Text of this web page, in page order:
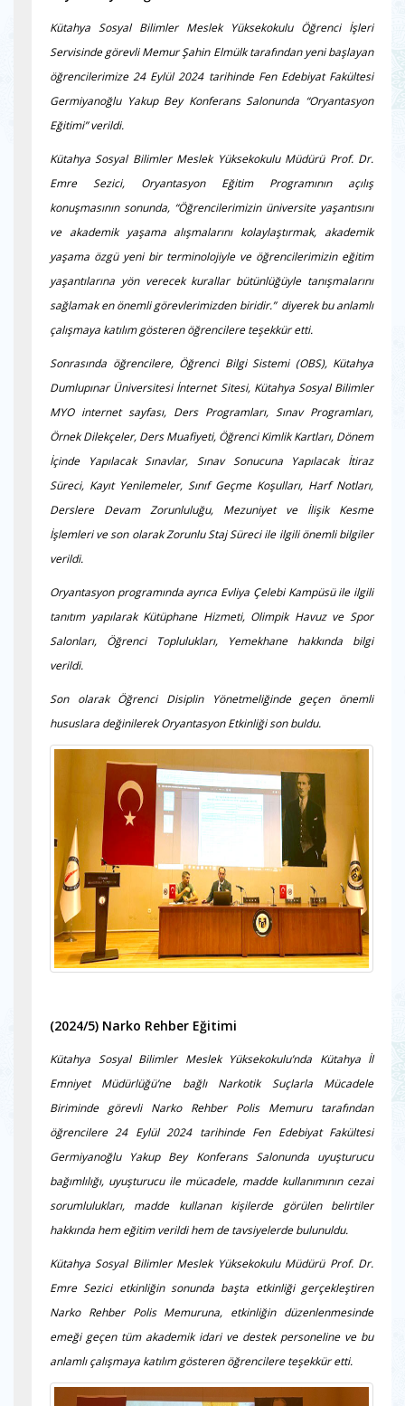
Kütahya Sosyal Bilimler Meslek Yüksekokulu Öğrenci İşleri
Servisinde görevli Memur Şahin Elmülk tarafından yeni başlayan
öğrencilerimize 24 Eylül 2024 tarihinde Fen Edebiyat Fakültesi
Germiyanoğlu Yakup Bey Konferans Salonunda “Oryantasyon
Eğitimi” verildi.
Kütahya Sosyal Bilimler Meslek Yüksekokulu Müdürü Prof. Dr.
Emre Sezici, Oryantasyon Eğitim Programının açılış
konuşmasının sonunda, “Öğrencilerimizin üniversite yaşantısını
ve akademik yaşama alışmalarını kolaylaştırmak, akademik
yaşama özgü yeni bir terminolojiyle ve öğrencilerimizin eğitim
yaşantılarına yön verecek kurallar bütünlüğüyle tanışmalarını
sağlamak en önemli görevlerimizden biridir.” diyerek bu anlamlı
çalışmaya katılım gösteren öğrencilere teşekkür etti.
Sonrasında öğrencilere, Öğrenci Bilgi Sistemi (OBS), Kütahya
Dumlupınar Üniversitesi İnternet Sitesi, Kütahya Sosyal Bilimler
MYO internet sayfası, Ders Programları, Sınav Programları,
Örnek Dilekçeler, Ders Muafiyeti, Öğrenci Kimlik Kartları, Dönem
İçinde Yapılacak Sınavlar, Sınav Sonucuna Yapılacak İtiraz
Süreci, Kayıt Yenilemeler, Sınıf Geçme Koşulları, Harf Notları,
Derslere Devam Zorunluluğu, Mezuniyet ve İlişik Kesme
İşlemleri ve son olarak Zorunlu Staj Süreci ile ilgili önemli bilgiler
verildi.
Oryantasyon programında ayrıca Evliya Çelebi Kampüsü ile ilgili
tanıtım yapılarak Kütüphane Hizmeti, Olimpik Havuz ve Spor
Salonları, Öğrenci Toplulukları, Yemekhane hakkında bilgi
verildi.
Son olarak Öğrenci Disiplin Yönetmeliğinde geçen önemli
hususlara değinilerek Oryantasyon Etkinliği son buldu.
(2024/5) Narko Rehber Eğitimi
Kütahya Sosyal Bilimler Meslek Yüksekokulu’nda Kütahya İl
Emniyet Müdürlüğü’ne bağlı Narkotik Suçlarla Mücadele
Biriminde görevli Narko Rehber Polis Memuru tarafından
öğrencilere 24 Eylül 2024 tarihinde Fen Edebiyat Fakültesi
Germiyanoğlu Yakup Bey Konferans Salonunda uyuşturucu
bağımlılığı, uyuşturucu ile mücadele, madde kullanımının cezai
sorumlulukları, madde kullanan kişilerde görülen belirtiler
hakkında hem eğitim verildi hem de tavsiyelerde bulunuldu.
Kütahya Sosyal Bilimler Meslek Yüksekokulu Müdürü Prof. Dr.
Emre Sezici etkinliğin sonunda başta etkinliği gerçekleştiren
Narko Rehber Polis Memuruna, etkinliğin düzenlenmesinde
emeği geçen tüm akademik idari ve destek personeline ve bu
anlamlı çalışmaya katılım gösteren öğrencilere teşekkür etti.